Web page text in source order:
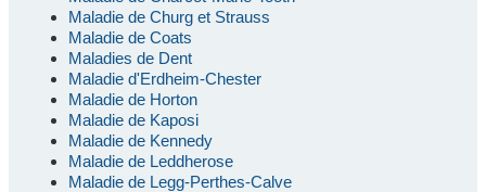
Maladie de Churg et Strauss
Maladie de Coats
Maladies de Dent
Maladie d'Erdheim-Chester
Maladie de Horton
Maladie de Kaposi
Maladie de Kennedy
Maladie de Leddherose
Maladie de Legg-Perthes-Calve